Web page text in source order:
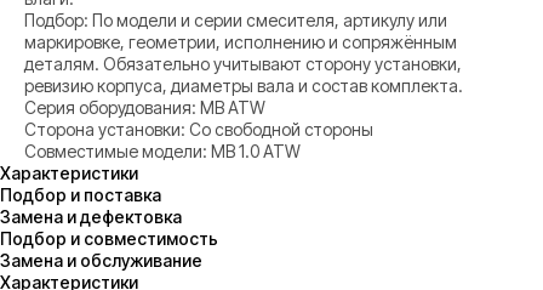
Подбор: По модели и серии смесителя, артикулу или
маркировке, геометрии, исполнению и сопряжённым
деталям. Обязательно учитывают сторону установки,
ревизию корпуса, диаметры вала и состав комплекта.
Серия оборудования: MB ATW
Сторона установки: Со свободной стороны
Совместимые модели: MB 1.0 ATW
Характеристики
Подбор и поставка
Замена и дефектовка
Подбор и совместимость
Замена и обслуживание
Характеристики